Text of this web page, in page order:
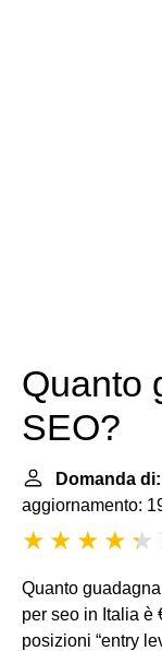
Quanto
SEO?
Domanda
aggiornamento:
Quanto
per seo in Italia è
posizioni “entry